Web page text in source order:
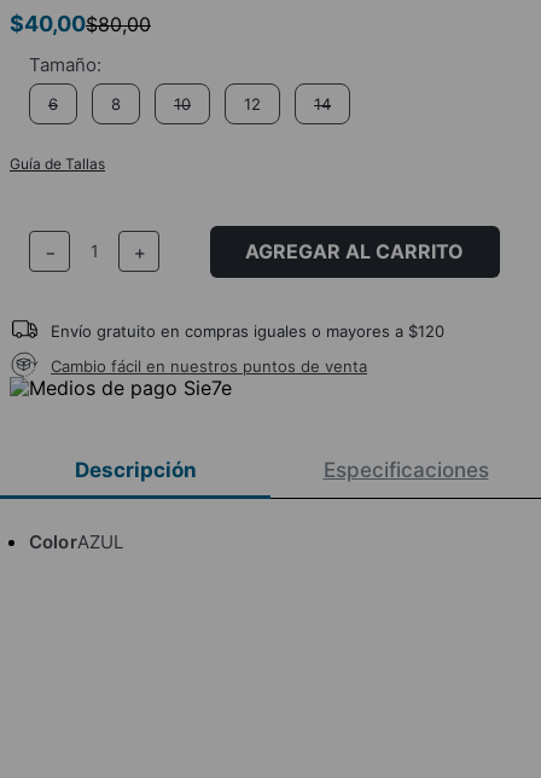
$40,00$80,00
6 8 10 12 14
Guía de Tallas
＋
－ AGREGAR AL CARRITO
Envío gratuito en compras iguales o mayores a $120
Cambio fácil en nuestros puntos de venta
Descripción Especificaciones
ColorAZUL